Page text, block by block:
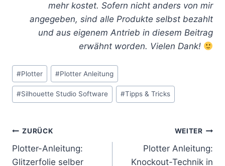
mehr kostet. Sofern nicht anders von mir
angegeben, sind alle Produkte selbst bezahlt
und aus eigenem Antrieb in diesem Beitrag
erwähnt worden. Vielen Dank!
Schlagworte:
#Plotter #Plotter Anleitung
#Silhouette Studio Software #Tipps & Tricks
Beitragsnavigation
ZURÜCK
Plotter-Anleitung:
Glitzerfolie selber
WEITER
Plotter Anleitung:
Knockout-Technik in